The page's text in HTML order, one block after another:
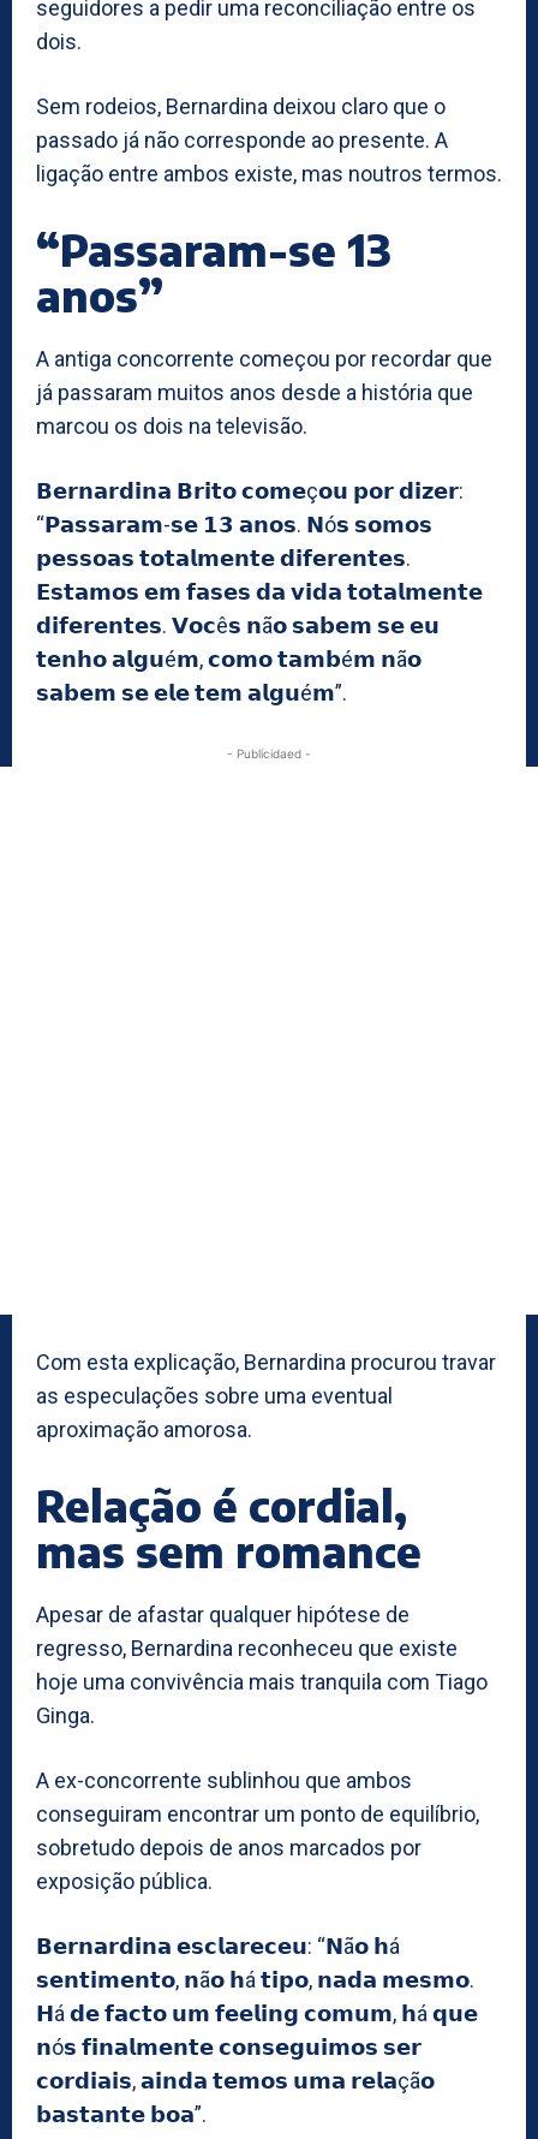
seguidores a pedir uma reconciliação entre os
dois.
Sem rodeios, Bernardina deixou claro que o
passado já não corresponde ao presente. A
ligação entre ambos existe, mas noutros termos.
“Passaram-se 13
anos”
A antiga concorrente começou por recordar que
já passaram muitos anos desde a história que
marcou os dois na televisão.
𝗕𝗲𝗿𝗻𝗮𝗿𝗱𝗶𝗻𝗮 𝗕𝗿𝗶𝘁𝗼 𝗰𝗼𝗺𝗲ç𝗼𝘂 𝗽𝗼𝗿 𝗱𝗶𝘇𝗲𝗿:
“𝗣𝗮𝘀𝘀𝗮𝗿𝗮𝗺-𝘀𝗲 𝟭𝟯 𝗮𝗻𝗼𝘀. 𝗡ó𝘀 𝘀𝗼𝗺𝗼𝘀
𝗽𝗲𝘀𝘀𝗼𝗮𝘀 𝘁𝗼𝘁𝗮𝗹𝗺𝗲𝗻𝘁𝗲 𝗱𝗶𝗳𝗲𝗿𝗲𝗻𝘁𝗲𝘀.
𝗘𝘀𝘁𝗮𝗺𝗼𝘀 𝗲𝗺 𝗳𝗮𝘀𝗲𝘀 𝗱𝗮 𝘃𝗶𝗱𝗮 𝘁𝗼𝘁𝗮𝗹𝗺𝗲𝗻𝘁𝗲
𝗱𝗶𝗳𝗲𝗿𝗲𝗻𝘁𝗲𝘀. 𝗩𝗼𝗰ê𝘀 𝗻ã𝗼 𝘀𝗮𝗯𝗲𝗺 𝘀𝗲 𝗲𝘂
𝘁𝗲𝗻𝗵𝗼 𝗮𝗹𝗴𝘂é𝗺, 𝗰𝗼𝗺𝗼 𝘁𝗮𝗺𝗯é𝗺 𝗻ã𝗼
𝘀𝗮𝗯𝗲𝗺 𝘀𝗲 𝗲𝗹𝗲 𝘁𝗲𝗺 𝗮𝗹𝗴𝘂é𝗺”.
- Publicidaed -
Com esta explicação, Bernardina procurou travar
as especulações sobre uma eventual
aproximação amorosa.
Relação é cordial,
mas sem romance
Apesar de afastar qualquer hipótese de
regresso, Bernardina reconheceu que existe
hoje uma convivência mais tranquila com Tiago
Ginga.
A ex-concorrente sublinhou que ambos
conseguiram encontrar um ponto de equilíbrio,
sobretudo depois de anos marcados por
exposição pública.
𝗕𝗲𝗿𝗻𝗮𝗿𝗱𝗶𝗻𝗮 𝗲𝘀𝗰𝗹𝗮𝗿𝗲𝗰𝗲𝘂: “𝗡ã𝗼 𝗵á
𝘀𝗲𝗻𝘁𝗶𝗺𝗲𝗻𝘁𝗼, 𝗻ã𝗼 𝗵á 𝘁𝗶𝗽𝗼, 𝗻𝗮𝗱𝗮 𝗺𝗲𝘀𝗺𝗼.
𝗛á 𝗱𝗲 𝗳𝗮𝗰𝘁𝗼 𝘂𝗺 𝗳𝗲𝗲𝗹𝗶𝗻𝗴 𝗰𝗼𝗺𝘂𝗺, 𝗵á 𝗾𝘂𝗲
𝗻ó𝘀 𝗳𝗶𝗻𝗮𝗹𝗺𝗲𝗻𝘁𝗲 𝗰𝗼𝗻𝘀𝗲𝗴𝘂𝗶𝗺𝗼𝘀 𝘀𝗲𝗿
𝗰𝗼𝗿𝗱𝗶𝗮𝗶𝘀, 𝗮𝗶𝗻𝗱𝗮 𝘁𝗲𝗺𝗼𝘀 𝘂𝗺𝗮 𝗿𝗲𝗹𝗮çã𝗼
𝗯𝗮𝘀𝘁𝗮𝗻𝘁𝗲 𝗯𝗼𝗮”.